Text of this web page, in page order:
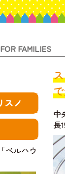
FAMILIES
スノ
ベルハウ
中
長